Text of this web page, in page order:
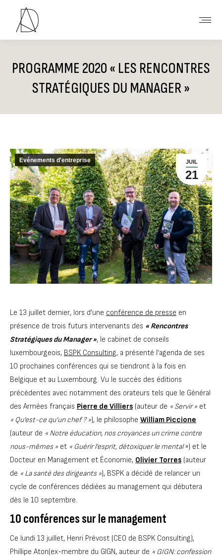
PROGRAMME 2020 « LES RENCONTRES
STRATÉGIQUES DU MANAGER »
JUIL
21
Evénements d'entreprise
Le 13 juillet dernier, lors d’une conférence de presse en
présence de trois futurs intervenants des « Rencontres
Stratégiques du Manager », le cabinet de conseils
luxembourgeois, BSPK Consulting, a présenté l’agenda de ses
10 prochaines conférences qui se tiendront à la fois en
Belgique et au Luxembourg. Vu le succès des éditions
précédentes avec notamment des orateurs tels que le Général
des Armées français Pierre de Villiers (auteur de « Servir » et
« Qu’est-ce qu’un chef ? »), le philosophe William Piccione
(auteur de « Notre éducation, nos croyances un crime contre
nous-mêmes » et « Guérir l’esprit, détoxiquer le mental») et le
Docteur en Management et Économie, Olivier Torres (auteur
de « La santé des dirigeants »), BSPK a décidé de relancer un
cycle de conférences dédiées au management qui débutera
dès le 10 septembre.
10 conférences sur le management
Ce lundi 13 juillet, Henri Prévost (CEO de BSPK Consulting),
Phillipe Aton(ex-membre du GIGN, auteur de « GIGN: confession